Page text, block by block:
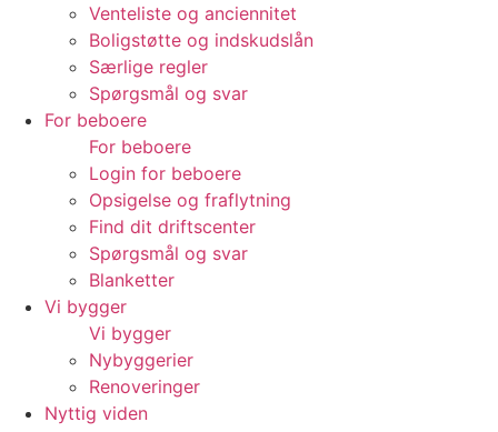
Venteliste og anciennitet
Boligstøtte og indskudslån
Særlige regler
Spørgsmål og svar
For beboere
For beboere
Login for beboere
Opsigelse og fraflytning
Find dit driftscenter
Spørgsmål og svar
Blanketter
Vi bygger
Vi bygger
Nybyggerier
Renoveringer
Nyttig viden